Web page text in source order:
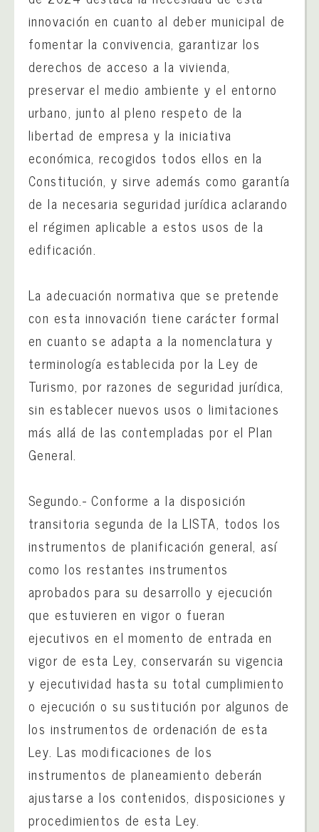
innovación en cuanto al deber municipal de
fomentar la convivencia, garantizar los
derechos de acceso a la vivienda,
preservar el medio ambiente y el entorno
urbano, junto al pleno respeto de la
libertad de empresa y la iniciativa
económica, recogidos todos ellos en la
Constitución, y sirve además como garantía
de la necesaria seguridad jurídica aclarando
el régimen aplicable a estos usos de la
edificación.
La adecuación normativa que se pretende
con esta innovación tiene carácter formal
en cuanto se adapta a la nomenclatura y
terminología establecida por la Ley de
Turismo, por razones de seguridad jurídica,
sin establecer nuevos usos o limitaciones
más allá de las contempladas por el Plan
General.
Segundo.- Conforme a la disposición
transitoria segunda de la LISTA, todos los
instrumentos de planificación general, así
como los restantes instrumentos
aprobados para su desarrollo y ejecución
que estuvieren en vigor o fueran
ejecutivos en el momento de entrada en
vigor de esta Ley, conservarán su vigencia
y ejecutividad hasta su total cumplimiento
o ejecución o su sustitución por algunos de
los instrumentos de ordenación de esta
Ley. Las modificaciones de los
instrumentos de planeamiento deberán
ajustarse a los contenidos, disposiciones y
procedimientos de esta Ley.